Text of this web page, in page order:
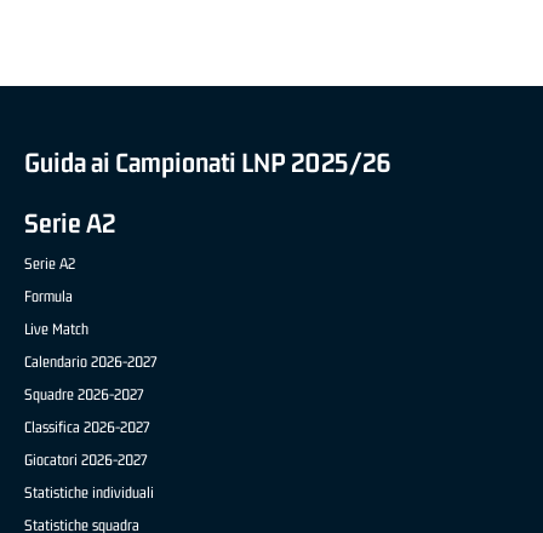
Guida ai Campionati LNP 2025/26
Serie A2
Serie A2
Formula
Live Match
Calendario 2026-2027
Squadre 2026-2027
Classifica 2026-2027
Giocatori 2026-2027
Statistiche individuali
Statistiche squadra